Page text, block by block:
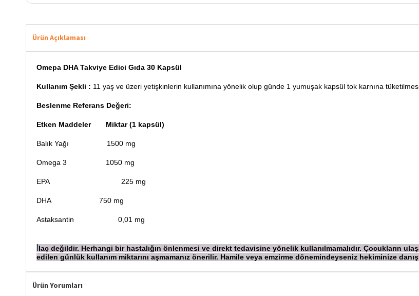
Ürün Açıklaması
Omepa DHA Takviye Edici Gıda 30 Kapsül
Kullanım Şekli : 11 yaş ve üzeri yetişkinlerin kullanımına yönelik olup günde 1 yumuşak kapsül tok karnına
Beslenme Referans Değeri:
Etken Maddeler Miktar (1 kapsül)
Balık Yağı 1500 mg
Omega 3 1050 mg
EPA 225 mg
DHA 750 mg
Astaksantin 0,01 mg
laç değildir. Herhangi bir hastalığın önlenmesi ve direkt tedavisine yönelik kullanılmamalıdır. Çocukların
edilen günlük kullanım miktarını aşmamanız önerilir. Hamile veya emzirme dönemindeyseniz hekiminize
Ürün Yorumları